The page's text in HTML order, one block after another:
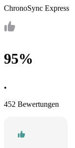
ChronoSync Express
95%
•
452 Bewertungen